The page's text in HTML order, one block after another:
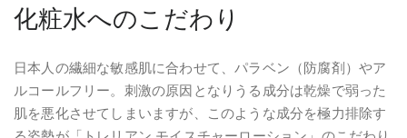
化粧水へのこだわり
日本人の繊細な敏感肌に合わせて、パラベン（防腐剤）やア
ルコールフリー。刺激の原因となりうる成分は乾燥で弱った
肌を悪化させてしまいますが、このような成分を極力排除す